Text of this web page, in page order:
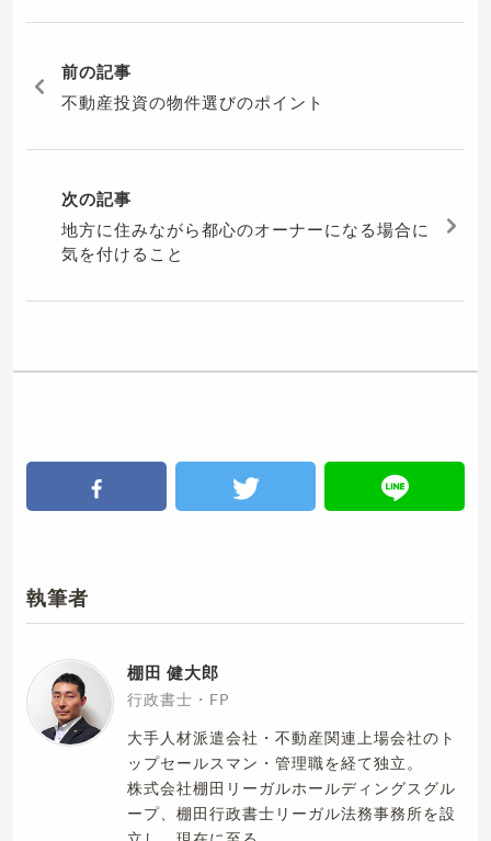
前の記事
不動産投資の物件選びのポイント
次の記事
地方に住みながら都心のオーナーになる場合に
気を付けること
執筆者
棚田 健大郎
行政書士・FP
大手人材派遣会社・不動産関連上場会社のト
ップセールスマン・管理職を経て独立。
株式会社棚田リーガルホールディングスグル
ープ、棚田行政書士リーガル法務事務所を設